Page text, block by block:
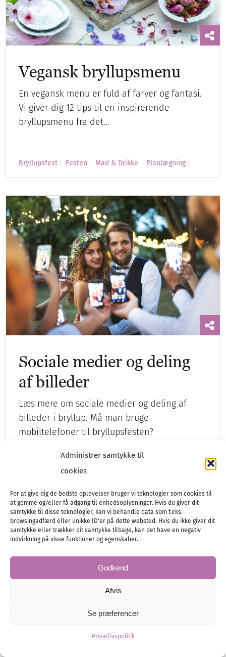
Administrer samtykke til
cookies
For at give dig de bedste oplevelser bruger vi teknologier som cookies til
at gemme og/eller få adgang til enhedsoplysninger. Hvis du giver dit
samtykke til disse teknologier, kan vi behandle data som f.eks.
browsingadfærd eller unikke ID'er på dette websted. Hvis du ikke giver dit
samtykke eller trækker dit samtykke tilbage, kan det have en negativ
indvirkning på visse funktioner og egenskaber.
Godkend
Afvis
Se præferencer
Privatlivspolitik
Vegansk bryllupsmenu
En vegansk menu er fuld af farver og fantasi.
Vi giver dig 12 tips til en inspirerende
bryllupsmenu fra det…
Bryllupsfest Festen Mad & Drikke Planlægning
Sociale medier og deling
af billeder
Læs mere om sociale medier og deling af
billeder i bryllup. Må man bruge
mobiltelefoner til bryllupsfesten?
Bryllupsfest